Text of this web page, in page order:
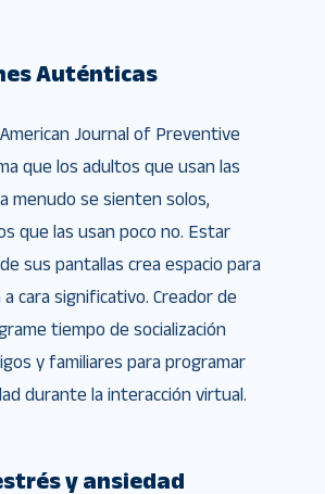
Auténticas
Journal of Preventive
que los adultos que usan las
menudo se sienten solos,
que las usan poco no. Estar
sus pantallas crea espacio para
cara significativo. Creador de
tiempo de socialización
y familiares para programar
durante la interacción virtual.
y ansiedad